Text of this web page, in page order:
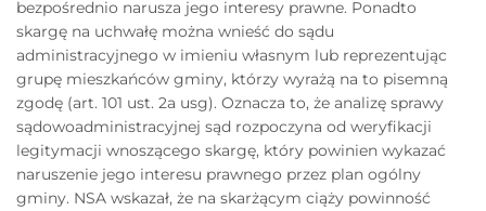
bezpośrednio narusza jego interesy prawne. Ponadto
skargę na uchwałę można wnieść do sądu
administracyjnego w imieniu własnym lub reprezentując
grupę mieszkańców gminy, którzy wyrażą na to pisemną
zgodę (art. 101 ust. 2a usg). Oznacza to, że analizę sprawy
sądowoadministracyjnej sąd rozpoczyna od weryfikacji
legitymacji wnoszącego skargę, który powinien wykazać
naruszenie jego interesu prawnego przez plan ogólny
gminy. NSA wskazał, że na skarżącym ciąży powinność